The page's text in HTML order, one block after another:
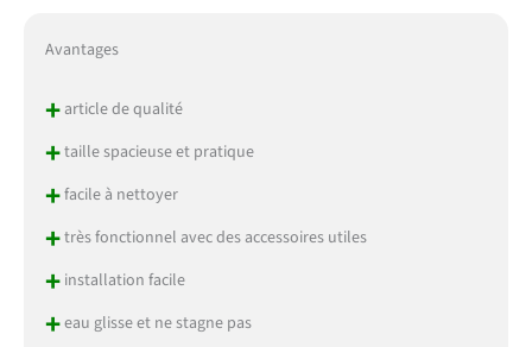
Avantages
+article de qualité
+taille spacieuse et pratique
+facile à nettoyer
+très fonctionnel avec des accessoires utiles
+installation facile
+eau glisse et ne stagne pas